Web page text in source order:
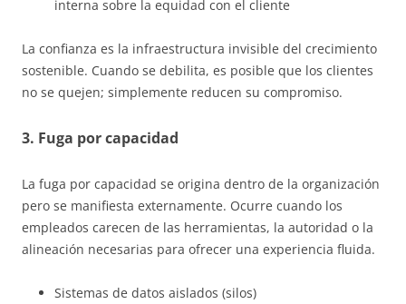
interna sobre la equidad con el cliente
La confianza es la infraestructura invisible del crecimiento
sostenible. Cuando se debilita, es posible que los clientes
no se quejen; simplemente reducen su compromiso.
3. Fuga por capacidad
La fuga por capacidad se origina dentro de la organización
pero se manifiesta externamente. Ocurre cuando los
empleados carecen de las herramientas, la autoridad o la
alineación necesarias para ofrecer una experiencia fluida.
Sistemas de datos aislados (silos)